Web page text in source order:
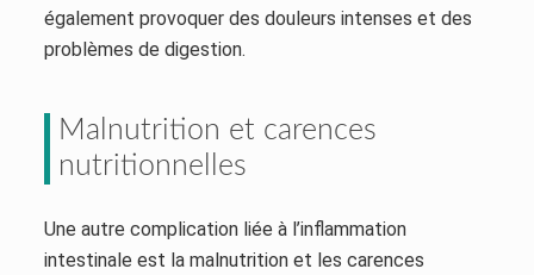
également provoquer des douleurs intenses et des
problèmes de digestion.
Malnutrition et carences
nutritionnelles
Une autre complication liée à l’inflammation
intestinale est la malnutrition et les carences